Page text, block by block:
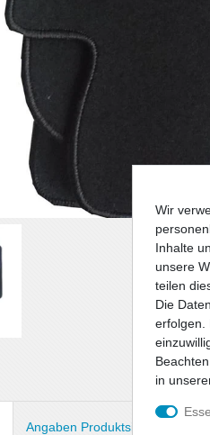
Angaben Produktsicherheit
Wir
Inhalte
unsere
teilen
Die
erfolgen.
in